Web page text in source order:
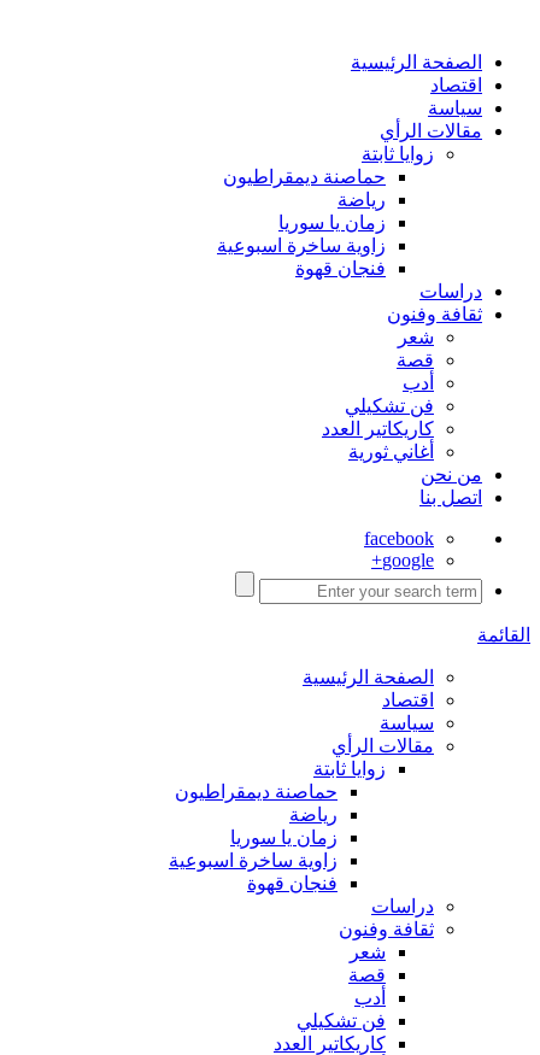
الصفحة الرئيسية
اقتصاد
سياسة
مقالات الرأي
زوايا ثابتة
حماصنة ديمقراطيون
رياضة
زمان يا سوريا
زاوية ساخرة اسبوعية
فنجان قهوة
دراسات
ثقافة وفنون
شعر
قصة
أدب
فن تشكيلي
كاريكاتير العدد
أغاني ثورية
من نحن
اتصل بنا
facebook
google+
القائمة
الصفحة الرئيسية
اقتصاد
سياسة
مقالات الرأي
زوايا ثابتة
حماصنة ديمقراطيون
رياضة
زمان يا سوريا
زاوية ساخرة اسبوعية
فنجان قهوة
دراسات
ثقافة وفنون
شعر
قصة
أدب
فن تشكيلي
كاريكاتير العدد